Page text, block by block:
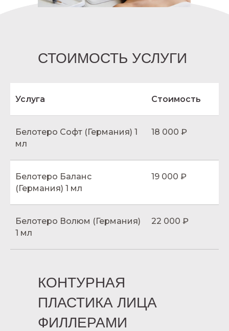
СТОИМОСТЬ УСЛУГИ
Услуга Стоимость
Белотеро Софт (Германия) 1
мл
18 000 ₽
Белотеро Баланс
(Германия) 1 мл
19 000 ₽
Белотеро Волюм (Германия)
1 мл
22 000 ₽
КОНТУРНАЯ
ПЛАСТИКА ЛИЦА
ФИЛЛЕРАМИ